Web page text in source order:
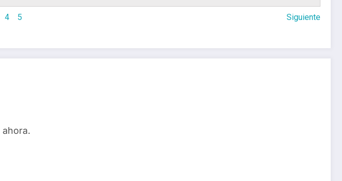
4 5 Siguiente
ahora.